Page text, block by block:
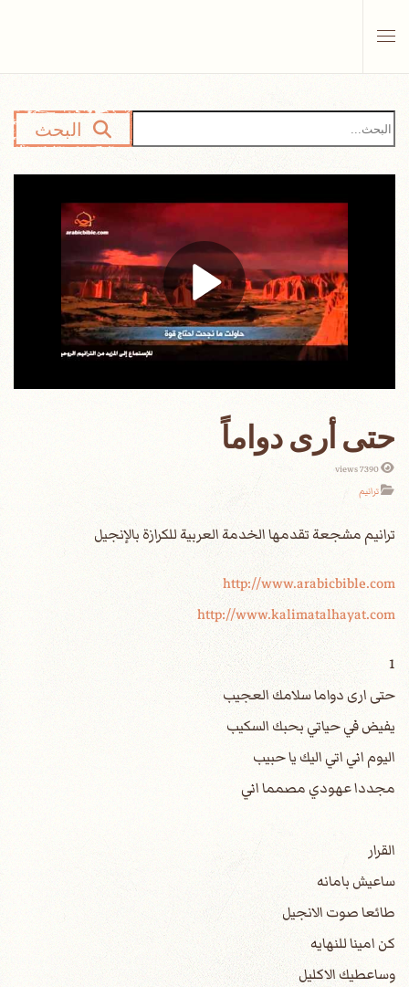
البحث
حتى أرى دواماً
7390 views
ترانيم
http://www.arabicbible.com
http://www.kalimatalhayat.com
1
حتى ارى دواما سلامك العجيب
يفيض في حياتي بحبك السكيب
اليوم اني اتي اليك يا حبيب
مجددا عهودي مصمما اني
القرار
ساعيش بامانه
طائعا صوت الانجيل
كن امينا للنهايه
وساعطيك الاكليل